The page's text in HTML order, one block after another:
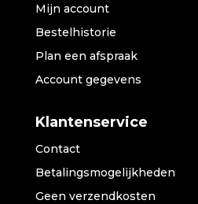
Mijn account
Bestelhistorie
Plan een afspraak
Account gegevens
Klantenservice
Contact
Betalingsmogelijkheden
Geen verzendkosten